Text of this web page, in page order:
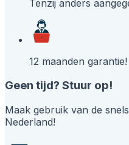
Tenzij anders
12 maanden garantie!
Geen tijd? Stuur op!
Maak gebruik van de
Nederland!